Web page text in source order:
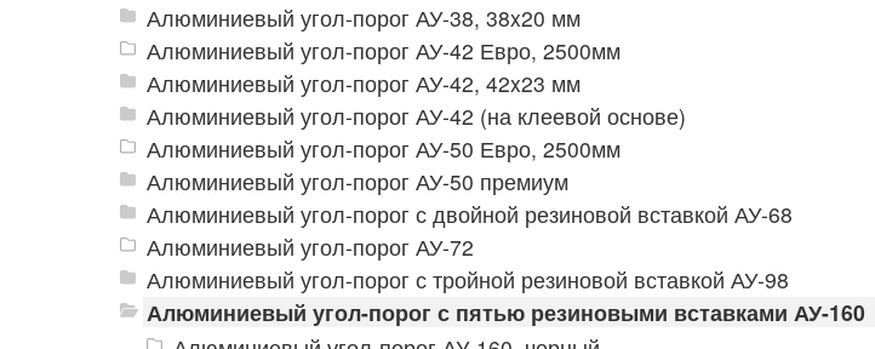
Алюминиевый угол-порог АУ-38, 38x20 мм
Алюминиевый угол-порог АУ-42 Евро, 2500мм
Алюминиевый угол-порог АУ-42, 42x23 мм
Алюминиевый угол-порог АУ-42 (на клеевой основе)
Алюминиевый угол-порог АУ-50 Евро, 2500мм
Алюминиевый угол-порог АУ-50 премиум
Алюминиевый угол-порог с двойной резиновой вставкой АУ-68
Алюминиевый угол-порог АУ-72
Алюминиевый угол-порог с тройной резиновой вставкой АУ-98
Алюминиевый угол-порог с пятью резиновыми вставками АУ-160